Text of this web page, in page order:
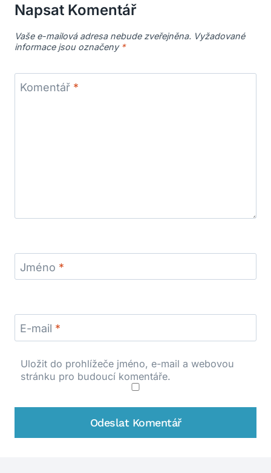
Napsat Komentář
Vaše e-mailová adresa nebude zveřejněna. Vyžadované
informace jsou označeny *
Komentář *
Jméno *
E-mail *
Uložit do prohlížeče jméno, e-mail a webovou
stránku pro budoucí komentáře.